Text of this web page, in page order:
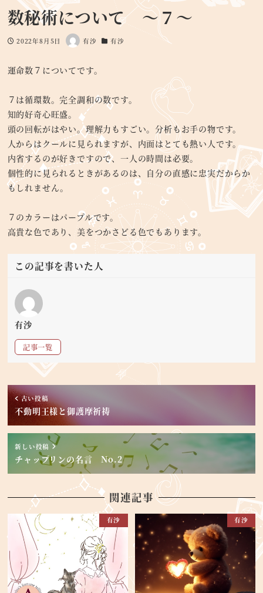
数秘術について ～７～
投稿日
2022年8月5日
著
有沙
カテゴリー
有沙
運命数７についてです。
７は循環数。完全調和の数です。
知的好奇心旺盛。
頭の回転がはやい。理解力もすごい。分析もお手の物です。
人からはクールに見られますが、内面はとても熱い人です。
内省するのが好きですので、一人の時間は必要。
個性的に見られるときがあるのは、自分の直感に忠実だからか
もしれません。
７のカラーはパープルです。
高貴な色であり、美をつかさどる色でもあります。
この記事を書いた人
有沙
記事一覧
古い投稿
不動明王様と御護摩祈祷
新しい投稿
チャップリンの名言 No.2
関連記事
有沙 有沙